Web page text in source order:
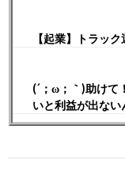
【起業】トラッ
(´；ω；｀)助けて
いと利益が出ない